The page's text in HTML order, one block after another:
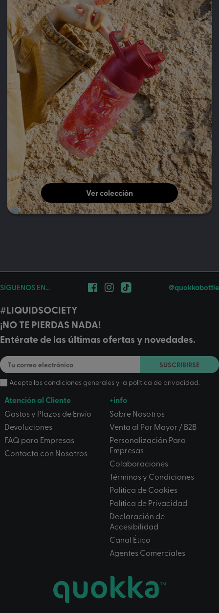
Ver colección
SÍGUENOS EN... @quokkabottle
#LIQUIDSOCIETY
¡NO TE PIERDAS NADA!
Entérate de las últimas ofertas y novedades.
SUSCRIBIRSE
Acepto lascondiciones generales y la política de privacidad.
Atención al Cliente
Gastos y Plazos de Envío
Devoluciones
FAQ para Empresas
Contacta con Nosotros
+info
Sobre Nosotros
Venta al Por Mayor / B2B
Personalización Para
Empresas
Colaboraciones
Términos y Condiciones
Política de Cookies
Política de Privacidad
Declaración de
Accesibilidad
Canal Ético
Agentes Comerciales